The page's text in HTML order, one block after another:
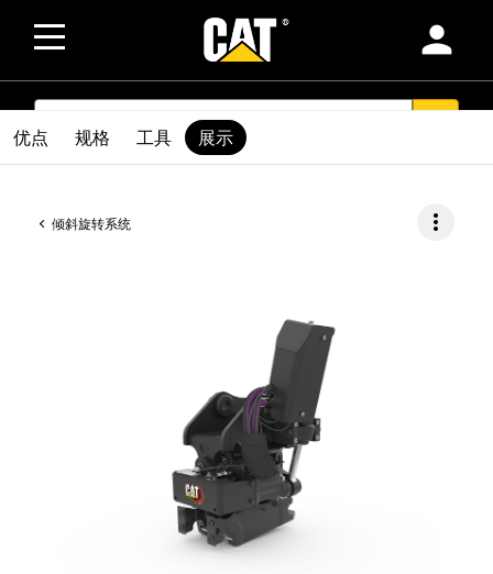
person
SEARCH
倾斜旋转系统 more_vert
优点 规格 工具 展示